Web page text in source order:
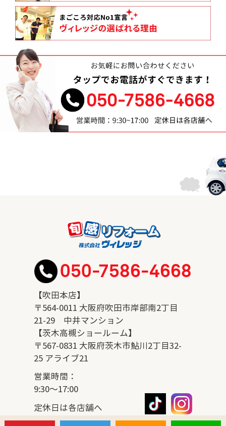
050-7586-4668
【吹田本店】
〒564-0011 大阪府吹田市岸部南2丁目
21-29 中井マンション
【茨木高槻ショールーム】
〒567-0831 大阪府茨木市鮎川2丁目32-
25 アライブ21
営業時間：
9:30～17:00
定休日は各店舗へ